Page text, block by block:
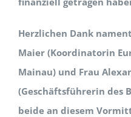
Herzlichen Dank
Maier (Koordinatorin
Mainau) und Frau
(Geschäftsführerin des
beide an diesem